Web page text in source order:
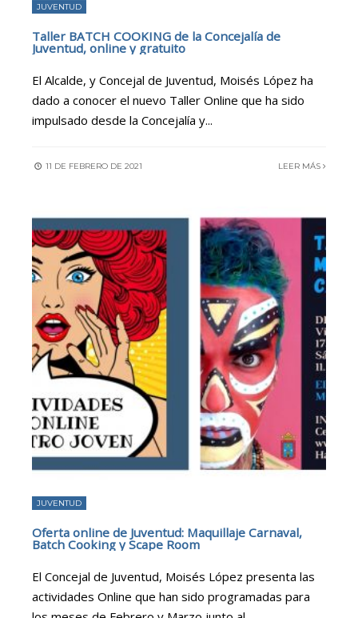
JUVENTUD
Taller BATCH COOKING de la Concejalía de
Juventud, online y gratuito
El Alcalde, y Concejal de Juventud, Moisés López ha
dado a conocer el nuevo Taller Online que ha sido
impulsado desde la Concejalía y...
11 DE FEBRERO DE 2021 LEER MÁS
JUVENTUD
Oferta online de Juventud: Maquillaje Carnaval,
Batch Cooking y Scape Room
El Concejal de Juventud, Moisés López presenta las
actividades Online que han sido programadas para